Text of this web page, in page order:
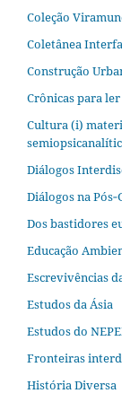
Coleção
Coletânea
Construção
Crônicas para
Cultura (i)
Diálogos
Diálogos na
Dos bastidores
Educação
Escrevivências
Estudos da Ásia​
Estudos do
Fronteiras
História Diversa